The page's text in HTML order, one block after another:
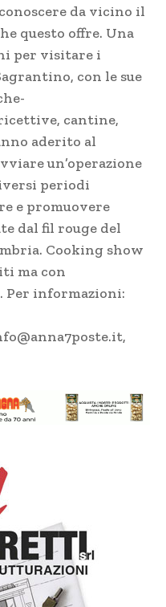
da vicino il
questo offre. Una
per visitare i
con le sue
cantine,
aderito al
un’operazione
periodi
e promuovere
dal fil rouge del
Cooking show
ma con
Per informazioni:
,